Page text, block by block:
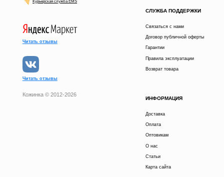
Курьерская служба EMS
СЛУЖБА ПОДДЕРЖКИ
Связаться с нами
Договор публичной оферты
Гарантии
Правила эксплуатации
Возврат товара
ИНФОРМАЦИЯ
Доставка
Оплата
Оптовикам
О нас
Статьи
Карта сайта
Читать отзывы
Читать отзывы
Кожинка © 2012-2026